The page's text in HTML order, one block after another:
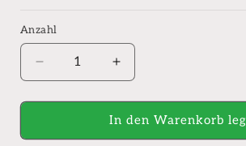
Anzahl
Anzahl
Verringere
die
Menge
hansgrohe
Erhöhe
die
Menge
für
hansgrohe
In den Warenkorb